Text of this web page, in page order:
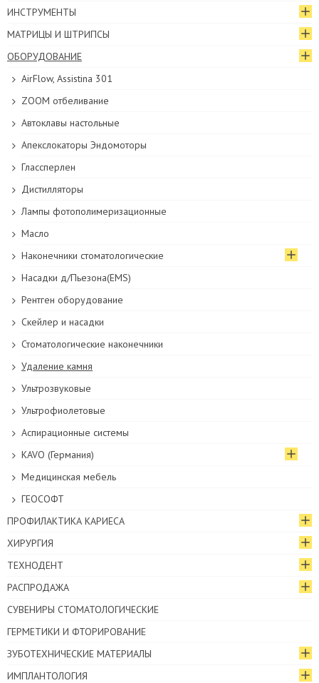
ИНСТРУМЕНТЫ
МАТРИЦЫ И ШТРИПСЫ
ОБОРУДОВАНИЕ
AirFlow, Assistina 301
ZOOM отбеливание
Автоклавы настольные
Апекслокаторы Эндомоторы
Глассперлен
Дистилляторы
Лампы фотополимеризационные
Масло
Наконечники стоматологические
Насадки д/Пьезона(EMS)
Рентген оборудование
Скейлер и насадки
Стоматологические наконечники
Удаление камня
Ультрозвуковые
Ультрофиолетовые
Аспирационные системы
KAVO (Германия)
Медицинская мебель
ГЕОСОФТ
ПРОФИЛАКТИКА КАРИЕСА
ХИРУРГИЯ
ТЕХНОДЕНТ
РАСПРОДАЖА
СУВЕНИРЫ СТОМАТОЛОГИЧЕСКИЕ
ГЕРМЕТИКИ И ФТОРИРОВАНИЕ
ЗУБОТЕХНИЧЕСКИЕ МАТЕРИАЛЫ
ИМПЛАНТОЛОГИЯ